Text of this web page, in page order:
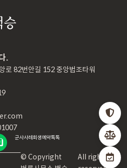
.
로 82번안길 152 중앙법조타워
군사사례회생예약톡톡
© Copyright
All rights